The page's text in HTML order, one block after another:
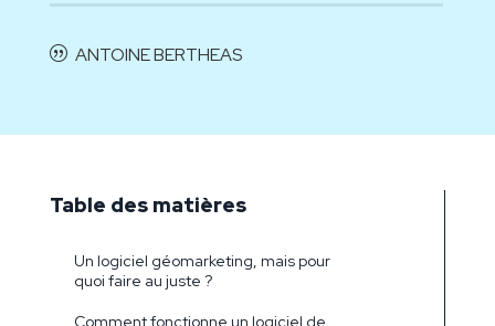
ANTOINE BERTHEAS
Table des matières
Un logiciel géomarketing, mais pour
quoi faire au juste ?
Comment fonctionne un logiciel de